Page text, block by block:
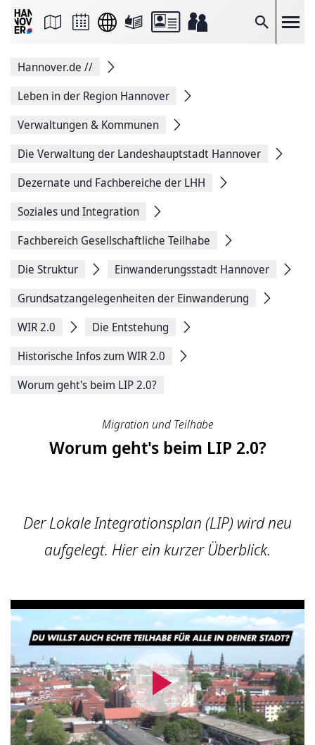
Suche
Seite
Facebook
teilen
Seitenlink
Seite
Hannover.de //
Leben in der Region Hannover
Verwaltungen & Kommunen
Die Verwaltung der Landeshauptstadt Hannover
Dezernate und Fachbereiche der LHH
Soziales und Integration
Fachbereich Gesellschaftliche Teilhabe
Die Struktur
Einwanderungsstadt Hannover
Grundsatzangelegenheiten der Einwanderung
WIR 2.0
Die Entstehung
Historische Infos zum WIR 2.0
Worum geht's beim LIP 2.0?
Migration und Teilhabe
Worum geht's beim LIP 2.0?
Der Lokale Integrationsplan (LIP) wird neu
aufgelegt. Hier ein kurzer Überblick.
Video
abspielen